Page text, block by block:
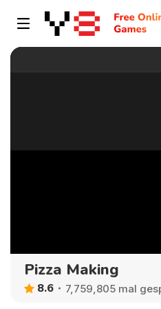
Pizza Making
8.6 7,759,805 mal